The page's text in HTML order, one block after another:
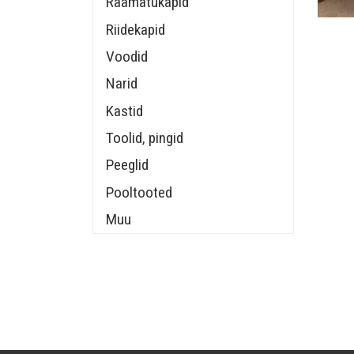
Riidekapid
Voodid
Narid
Kastid
Toolid, pingid
Peeglid
Pooltooted
Muu